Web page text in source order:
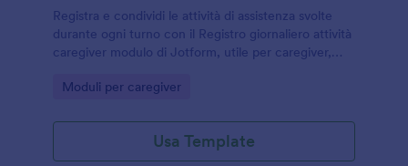
Registra e condividi le attività di assistenza svolte
durante ogni turno con il Registro giornaliero attività
caregiver modulo di Jotform, utile per caregiver,
dati ordinata.
Go to Category:
Moduli per caregiver
Usa Template